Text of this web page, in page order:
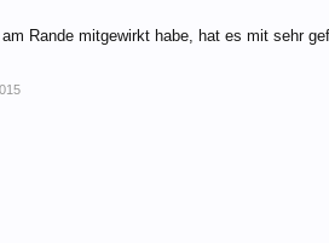
Rande mitgewirkt habe, hat es mit sehr